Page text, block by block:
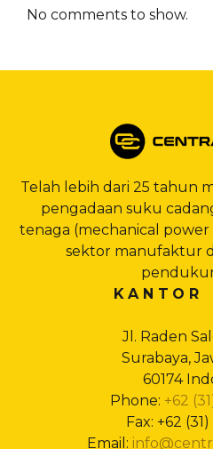
No comments to show.
Telah lebih dari 25 tahun
pengadaan suku
tenaga (mechanical power
sektor manufaktur
KANTOR
Jl. Raden
Surabaya,
60174
Phone: +62
Fax: +62
Email: